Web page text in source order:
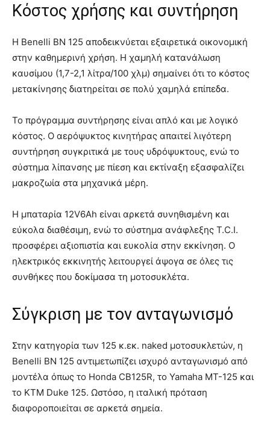
Κόστος χρήσης και συντήρηση
Η Benelli BN 125 αποδεικνύεται εξαιρετικά οικονομική
στην καθημερινή χρήση. Η χαμηλή κατανάλωση
καυσίμου (1,7-2,1 λίτρα/100 χλμ) σημαίνει ότι το κόστος
μετακίνησης διατηρείται σε πολύ χαμηλά επίπεδα.
Το πρόγραμμα συντήρησης είναι απλό και με λογικό
κόστος. Ο αερόψυκτος κινητήρας απαιτεί λιγότερη
συντήρηση συγκριτικά με τους υδρόψυκτους, ενώ το
σύστημα λίπανσης με πίεση και εκτίναξη εξασφαλίζει
μακροζωία στα μηχανικά μέρη.
Η μπαταρία 12V6Ah είναι αρκετά συνηθισμένη και
εύκολα διαθέσιμη, ενώ το σύστημα ανάφλεξης T.C.I.
προσφέρει αξιοπιστία και ευκολία στην εκκίνηση. Ο
ηλεκτρικός εκκινητής λειτουργεί άψογα σε όλες τις
συνθήκες που δοκίμασα τη μοτοσυκλέτα.
Σύγκριση με τον ανταγωνισμό
Στην κατηγορία των 125 κ.εκ. naked μοτοσυκλετών, η
Benelli BN 125 αντιμετωπίζει ισχυρό ανταγωνισμό από
μοντέλα όπως το Honda CB125R, το Yamaha MT-125 και
το KTM Duke 125. Ωστόσο, η ιταλική πρόταση
διαφοροποιείται σε αρκετά σημεία.